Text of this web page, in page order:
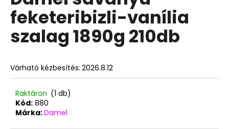
5-
ből
5,0
csillag.
feketeribizli-vanília
szalag 1890g 210db
Várható kézbesítés: 2026.8.12
Raktáron (1 db)
Kód: 880
Márka:Damel
A
j
n
l
u
k